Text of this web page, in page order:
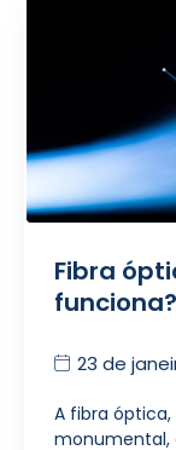
Fibra
funciona?
23 de
A fibra
monumental,